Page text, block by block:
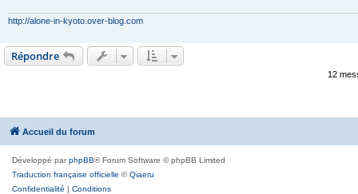
http://alone-in-kyoto.over-blog.com
Répondre
12
Accueil du forum
Développé parphpBB® Forum Software © phpBB Limited
Traduction française officielle ©Qiaeru
Confidentialité | Conditions